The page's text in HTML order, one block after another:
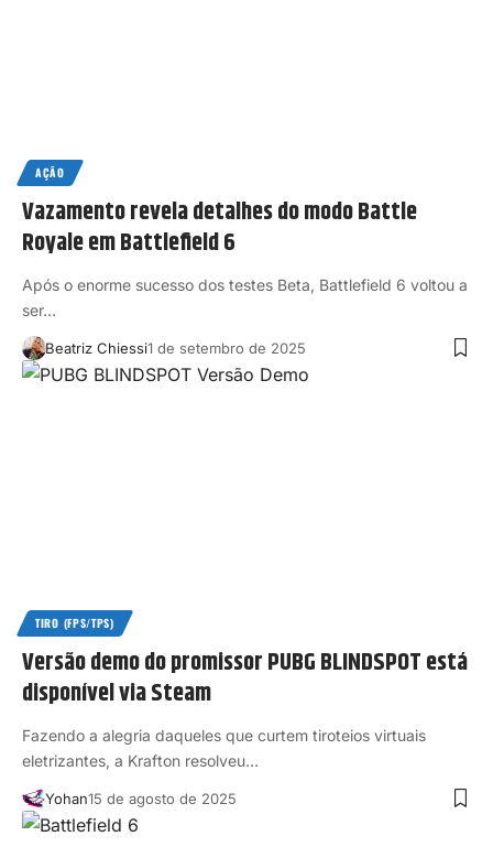
AÇÃO
Vazamento revela detalhes do modo Battle
Royale em Battlefield 6
Após o enorme sucesso dos testes Beta, Battlefield 6 voltou a
ser…
Beatriz Chiessi1 de setembro de 2025
TIRO (FPS/TPS)
Versão demo do promissor PUBG BLINDSPOT está
disponível via Steam
Fazendo a alegria daqueles que curtem tiroteios virtuais
eletrizantes, a Krafton resolveu…
Yohan15 de agosto de 2025